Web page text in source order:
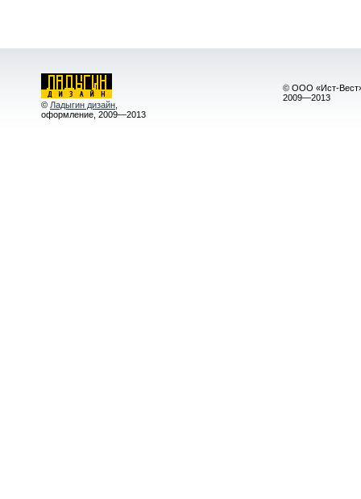
© Ладыгин дизайн
оформление, 2009—2013
© ООО «Ист-
2009—2013